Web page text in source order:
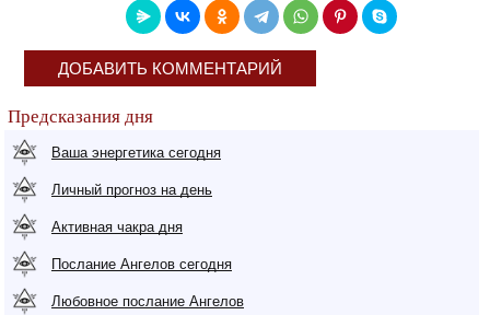
ДОБАВИТЬ КОММЕНТАРИЙ
Предсказания дня
Ваша энергетика сегодня
Личный прогноз на день
Активная чакра дня
Послание Ангелов сегодня
Любовное послание Ангелов